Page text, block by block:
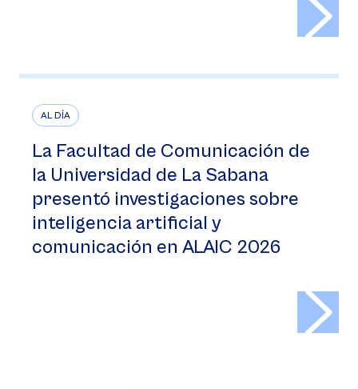
AL DÍA
La Facultad de Comunicación de
la Universidad de La Sabana
presentó investigaciones sobre
inteligencia artificial y
comunicación en ALAIC 2026